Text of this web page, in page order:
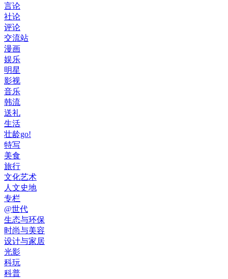
言论
社论
评论
交流站
漫画
娱乐
明星
影视
音乐
韩流
送礼
生活
壮龄go!
特写
美食
旅行
文化艺术
人文史地
专栏
@世代
生态与环保
时尚与美容
设计与家居
光影
科玩
科普